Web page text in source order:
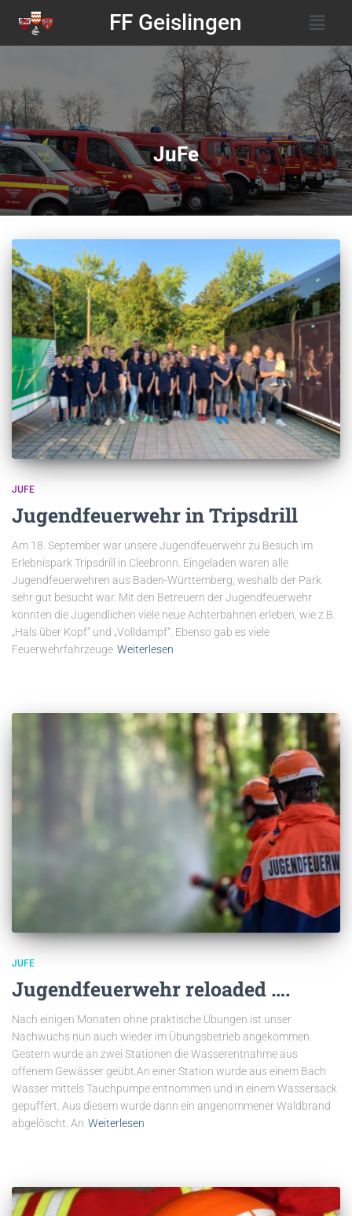
FF Geislingen
JuFe
JUFE
Jugendfeuerwehr in Tripsdrill
Am 18. September war unsere Jugendfeuerwehr zu Besuch im
Erlebnispark Tripsdrill in Cleebronn. Eingeladen waren alle
Jugendfeuerwehren aus Baden-Württemberg, weshalb der Park
sehr gut besucht war. Mit den Betreuern der Jugendfeuerwehr
konnten die Jugendlichen viele neue Achterbahnen erleben, wie z.B.
„Hals über Kopf“ und „Volldampf“. Ebenso gab es viele
Feuerwehrfahrzeuge Weiterlesen
JUFE
Jugendfeuerwehr reloaded ….
Nach einigen Monaten ohne praktische Übungen ist unser
Nachwuchs nun auch wieder im Übungsbetrieb angekommen.
Gestern wurde an zwei Stationen die Wasserentnahme aus
offenem Gewässer geübt.An einer Station wurde aus einem Bach
Wasser mittels Tauchpumpe entnommen und in einem Wassersack
gepuffert. Aus diesem wurde dann ein angenommener Waldbrand
abgelöscht. An Weiterlesen